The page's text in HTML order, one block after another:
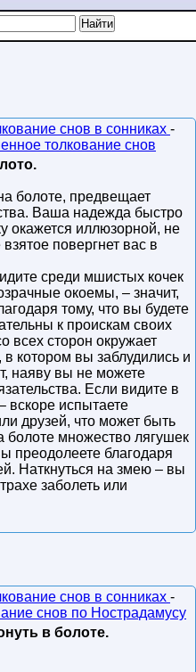
снов в сонниках -
толкование снов
болоте, предвещает
Ваша надежда быстро
окажется иллюзорной, не
повергнет вас в
среди мшистых кочек
окоемы, – значит,
тому, что вы будете
к проискам своих
всех сторон окружает
котором вы заблудились и
наяву вы не можете
Если видите в
вскоре испытаете
друзей, что может быть
болоте множество лягушек
преодолеете благодаря
Наткнуться на змею – вы
заболеть или
снов в сонниках -
снов по Нострадамусу
в болоте.